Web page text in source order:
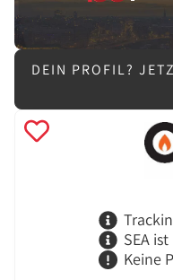
DEIN PROFIL?
SEA
Keine